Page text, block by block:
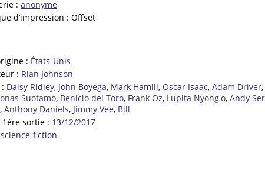
: anonyme
d’impression : Offset
: États-Unis
: Rian Johnson
Daisy Ridley, John Boyega, Mark Hamill, Oscar Isaac, Adam Driver,
Suotamo, Benicio del Toro, Frank Oz, Lupita Nyong'o, Andy
, Anthony Daniels, Jimmy Vee, Bill
1ère sortie : 13/12/2017
science-fiction